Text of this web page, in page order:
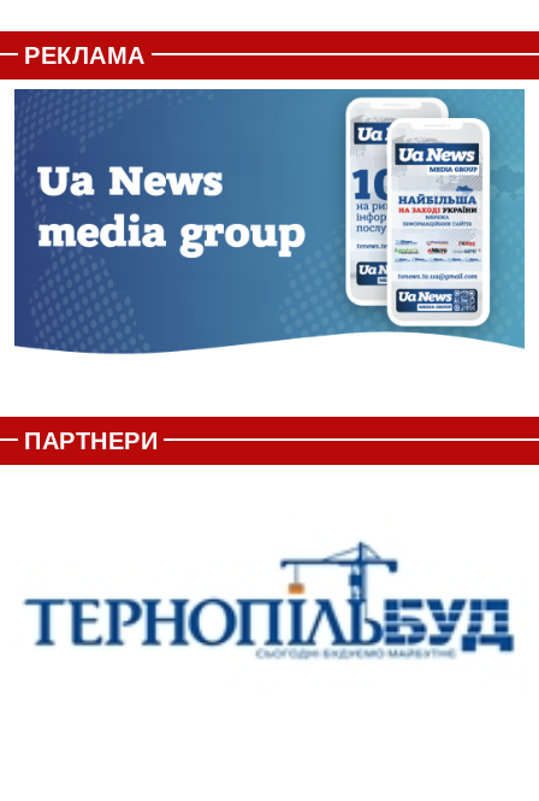
РЕКЛАМА
ПАРТНЕРИ